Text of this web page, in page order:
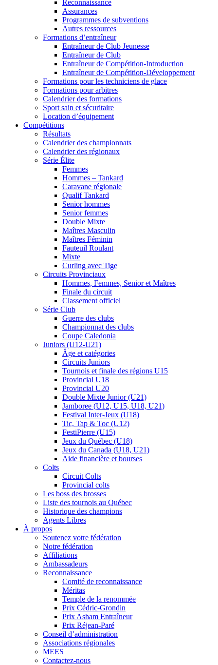
Reconnaissance
Assurances
Programmes de subventions
Autres ressources
Formations d’entraîneur
Entraîneur de Club Jeunesse
Entraîneur de Club
Entraîneur de Compétition-Introduction
Entraîneur de Compétition-Développement
Formations pour les techniciens de glace
Formations pour arbitres
Calendrier des formations
Sport sain et sécuritaire
Location d’équipement
Compétitions
Résultats
Calendrier des championnats
Calendrier des régionaux
Série Élite
Femmes
Hommes – Tankard
Caravane régionale
Qualif Tankard
Senior hommes
Senior femmes
Double Mixte
Maîtres Masculin
Maîtres Féminin
Fauteuil Roulant
Mixte
Curling avec Tige
Circuits Provinciaux
Hommes, Femmes, Senior et Maîtres
Finale du circuit
Classement officiel
Série Club
Guerre des clubs
Championnat des clubs
Coupe Caledonia
Juniors (U12-U21)
Âge et catégories
Circuits Juniors
Tournois et finale des régions U15
Provincial U18
Provincial U20
Double Mixte Junior (U21)
Jamboree (U12, U15, U18, U21)
Festival Inter-Jeux (U18)
Tic, Tap & Toc (U12)
FestiPierre (U15)
Jeux du Québec (U18)
Jeux du Canada (U18, U21)
Aide financière et bourses
Colts
Circuit Colts
Provincial colts
Les boss des brosses
Liste des tournois au Québec
Historique des champions
Agents Libres
À propos
Soutenez votre fédération
Notre fédération
Affiliations
Ambassadeurs
Reconnaissance
Comité de reconnaissance
Méritas
Temple de la renommée
Prix Cédric-Grondin
Prix Asham Entraîneur
Prix Réjean-Paré
Conseil d’administration
Associations régionales
MEES
Contactez-nous